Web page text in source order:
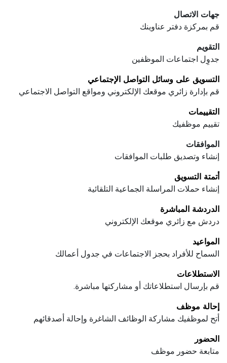
جهات الاتصال
قم بمركزة دفتر عناوينك
التقويم
جدوِل اجتماعات الموظفين
التسويق على وسائل التواصل الإجتماعي
قم بإدارة زائري موقعك الإلكتروني ومواقع التواصل الاجتماعي
التقييمات
تقييم موظفيك
الموافقات
إنشاء وتصديق طلبات الموافقات
أتمتة التسويق
إنشاء حملات المراسلة الجماعية التلقائية
الدردشة المباشرة
دردش مع زائري موقعك الإلكتروني
المواعيد
السماح للأفراد بحجز الاجتماعات في جدول أعمالك
الاستطلاعات
قم بإرسال استطلاعاتك أو مشاركتها مباشرة.
إحالة موظف
أتح لموظفيك مشاركة الوظائف الشاغرة وإحالة أصدقائهم
الحضور
متابعة حضور موظف